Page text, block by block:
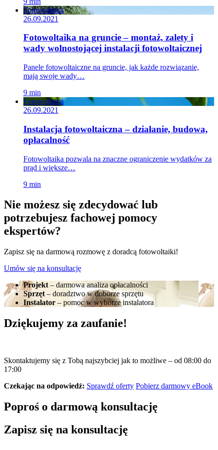
Fotowoltaika
26.09.2021
Fotowoltaika na gruncie – montaż, zalety i
wady wolnostojącej instalacji fotowoltaicznej
Panele fotowoltaiczne na gruncie, jak każde rozwiązanie,
mają swoje wady…
9 min
Fotowoltaika
26.09.2021
Instalacja fotowoltaiczna – działanie, budowa,
opłacalność
Fotowoltaika pozwala na znaczne ograniczenie wydatków za
prąd i większe…
9 min
Nie możesz się zdecydować lub
potrzebujesz fachowej pomocy
ekspertów?
Zapisz się na darmową rozmowę z doradcą fotowoltaiki!
Umów się na konsultację
Projekt – darmowa analiza opłacalności
Sprzęt – doradztwo w doborze sprzętu
Instalator – pomoc w wyborze instalatora
Dziękujemy za zaufanie!
Skontaktujemy się z Tobą najszybciej jak to możliwe – od 08:00 do
17:00
Czekając na odpowiedź: Sprawdź oferty Pobierz darmowy eBook
Poproś o darmową konsultację
Zapisz się na konsultację